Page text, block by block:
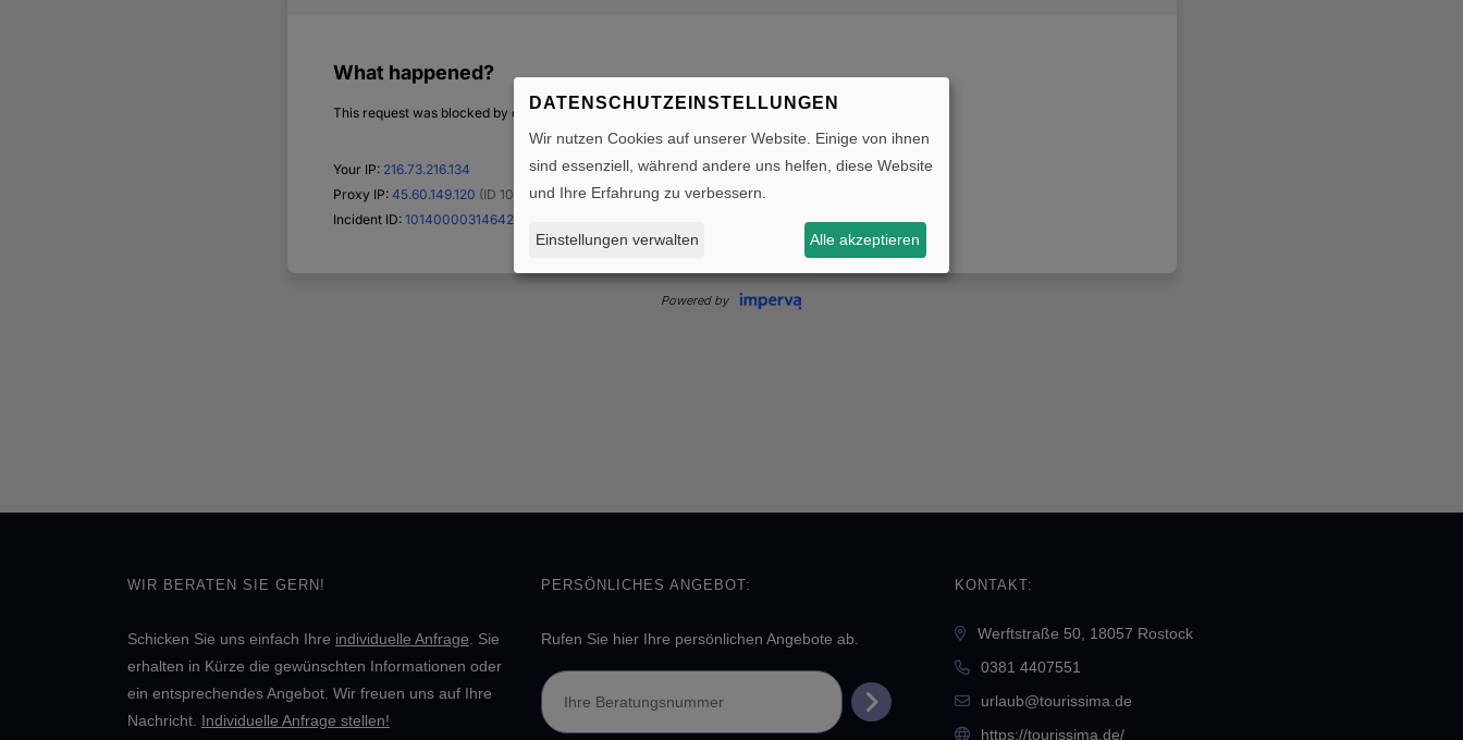
WIR BERATEN SIE GERN!
Schicken Sie uns einfach Ihre individuelle Anfrage . Sie
erhalten in Kürze die gewünschten Informationen oder
ein entsprechendes Angebot. Wir freuen uns auf Ihre
Nachricht. Individuelle Anfrage stellen!
PERSÖNLICHES ANGEBOT:
Rufen Sie hier Ihre persönlichen Angebote ab.
KONTAKT:
Werftstraße 50, 18057 Rostock
0381 4407551
urlaub@tourissima.de
https://tourissima.de/
DATENSCHUTZEINSTELLUNGEN
Wir nutzen Cookies auf unserer Website. Einige von ihnen
sind essenziell, während andere uns helfen, diese Website
und Ihre Erfahrung zu verbessern.
Einstellungen verwalten Alle akzeptieren